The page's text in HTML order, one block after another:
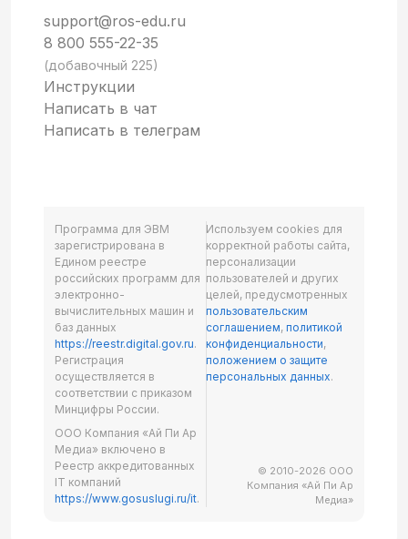
support@ros-edu.ru
8 800 555-22-35
(добавочный 225)
Инструкции
Написать в чат
Написать в телеграм
Программа для ЭВМ
зарегистрирована в
Едином реестре
российских программ для
электронно-
вычислительных машин и
баз данных
https://reestr.digital.gov.ru.
Регистрация
осуществляется в
соответствии с приказом
Минцифры России.
ООО Компания «Ай Пи Ар
Медиа» включено в
Реестр аккредитованных
IT компаний
https://www.gosuslugi.ru/it.
Используем cookies для
корректной работы сайта,
персонализации
пользователей и других
целей, предусмотренных
пользовательским
соглашением,политикой
конфиденциальности,
положением о защите
персональных данных.
© 2010-2026 ООО
Компания «Ай Пи Ар
Медиа»